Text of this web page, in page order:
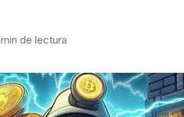
min de lectura